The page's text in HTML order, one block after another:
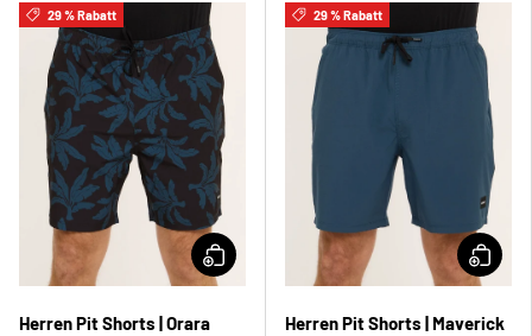
29 % Rabatt
Herren Pit Shorts | Orara
29 % Rabatt
Herren Pit Shorts | Maverick